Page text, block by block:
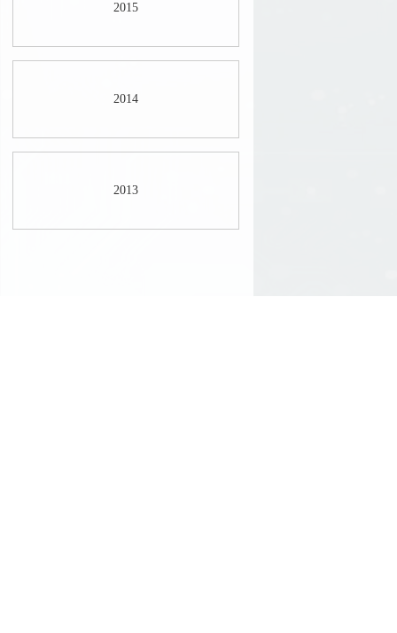
2015
2014
2013